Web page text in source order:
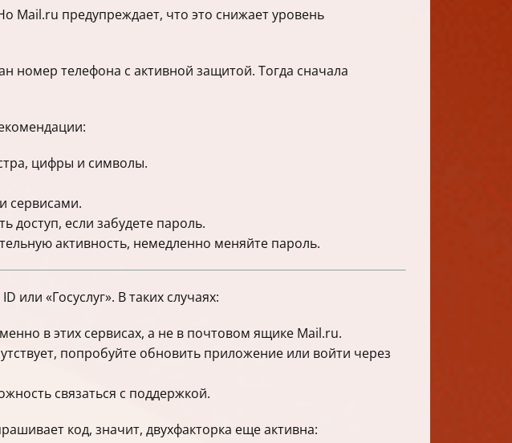
Mail.ru предупреждает, что это снижает уровень
номер телефона с активной защитой. Тогда сначала
цифры и символы.
сервисами.
доступ, если забудете пароль.
активность, немедленно меняйте пароль.
«Госуслуг». В таких случаях:
в этих сервисах, а не в почтовом ящике Mail.ru.
попробуйте обновить приложение или войти через
связаться с поддержкой.
код, значит, двухфакторка еще активна: